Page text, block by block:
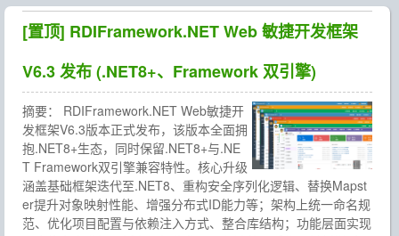
[置顶] RDIFramework.NET Web 敏捷开发框架
V6.3 发布 (.NET8+、Framework 双引擎)
摘要： RDIFramework.NET Web敏捷开
发框架V6.3版本正式发布，该版本全面拥
抱.NET8+生态，同时保留.NET8+与.NE
T Framework双引擎兼容特性。核心升级
涵盖基础框架迭代至.NET8、重构安全序列化逻辑、替换Mapst
er提升对象映射性能、增强分布式ID能力等；架构上统一命名规
范、优化项目配置与依赖注入方式、整合库结构；功能层面实现